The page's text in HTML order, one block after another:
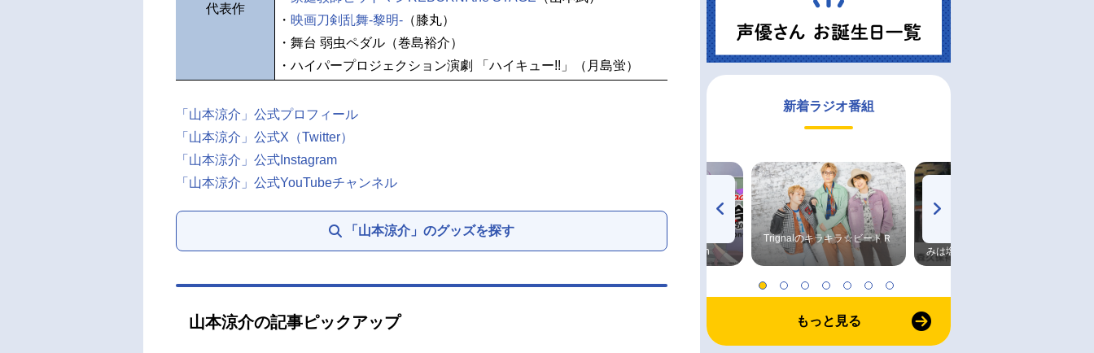
代表作
・ 映画刀剣乱舞-黎明- （膝丸）
・舞台 弱虫ペダル（巻島裕介）
・ハイパープロジェクション演劇 「ハイキュー!!」（月島蛍）
「山本涼介」公式プロフィール
「山本涼介」公式X（Twitter）
「山本涼介」公式Instagram
「山本涼介」公式YouTubeチャンネル
「山本涼介」のグッズを探す
山本涼介の記事ピックアップ
新着ラジオ番組
高橋美紀のおんぷの気持ち
♪ in アニメイトタイムズ
radio 大直会 2nd season
Trignalのキラキラ☆ビートＲ
みは塩だけ
もっと見る